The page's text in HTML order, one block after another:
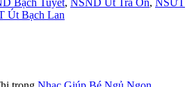
Út Bạch Lan